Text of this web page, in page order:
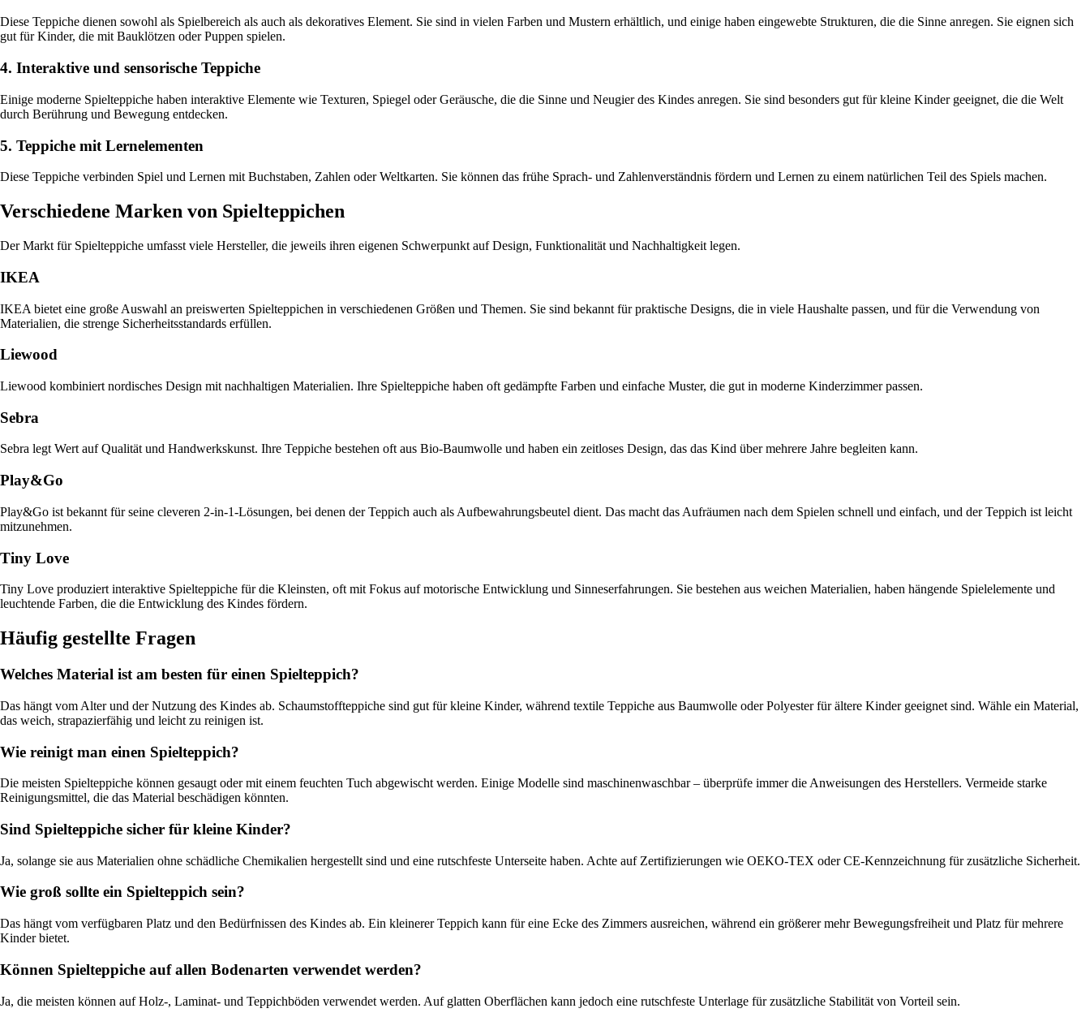
Diese Teppiche dienen sowohl als Spielbereich als auch als dekoratives Element. Sie sind in vielen Farben und Mustern erhältlich, und einige haben eingewebte Strukturen, die die Sinne anregen. Sie eignen sich
gut für Kinder, die mit Bauklötzen oder Puppen spielen.
4. Interaktive und sensorische Teppiche
Einige moderne Spielteppiche haben interaktive Elemente wie Texturen, Spiegel oder Geräusche, die die Sinne und Neugier des Kindes anregen. Sie sind besonders gut für kleine Kinder geeignet, die die Welt
durch Berührung und Bewegung entdecken.
5. Teppiche mit Lernelementen
Diese Teppiche verbinden Spiel und Lernen mit Buchstaben, Zahlen oder Weltkarten. Sie können das frühe Sprach- und Zahlenverständnis fördern und Lernen zu einem natürlichen Teil des Spiels machen.
Verschiedene Marken von Spielteppichen
Der Markt für Spielteppiche umfasst viele Hersteller, die jeweils ihren eigenen Schwerpunkt auf Design, Funktionalität und Nachhaltigkeit legen.
IKEA
IKEA bietet eine große Auswahl an preiswerten Spielteppichen in verschiedenen Größen und Themen. Sie sind bekannt für praktische Designs, die in viele Haushalte passen, und für die Verwendung von
Materialien, die strenge Sicherheitsstandards erfüllen.
Liewood
Liewood kombiniert nordisches Design mit nachhaltigen Materialien. Ihre Spielteppiche haben oft gedämpfte Farben und einfache Muster, die gut in moderne Kinderzimmer passen.
Sebra
Sebra legt Wert auf Qualität und Handwerkskunst. Ihre Teppiche bestehen oft aus Bio-Baumwolle und haben ein zeitloses Design, das das Kind über mehrere Jahre begleiten kann.
Play&Go
Play&Go ist bekannt für seine cleveren 2-in-1-Lösungen, bei denen der Teppich auch als Aufbewahrungsbeutel dient. Das macht das Aufräumen nach dem Spielen schnell und einfach, und der Teppich ist leicht
mitzunehmen.
Tiny Love
Tiny Love produziert interaktive Spielteppiche für die Kleinsten, oft mit Fokus auf motorische Entwicklung und Sinneserfahrungen. Sie bestehen aus weichen Materialien, haben hängende Spielelemente und
leuchtende Farben, die die Entwicklung des Kindes fördern.
Häufig gestellte Fragen
Welches Material ist am besten für einen Spielteppich?
Das hängt vom Alter und der Nutzung des Kindes ab. Schaumstoffteppiche sind gut für kleine Kinder, während textile Teppiche aus Baumwolle oder Polyester für ältere Kinder geeignet sind. Wähle ein Material,
das weich, strapazierfähig und leicht zu reinigen ist.
Wie reinigt man einen Spielteppich?
Die meisten Spielteppiche können gesaugt oder mit einem feuchten Tuch abgewischt werden. Einige Modelle sind maschinenwaschbar – überprüfe immer die Anweisungen des Herstellers. Vermeide starke
Reinigungsmittel, die das Material beschädigen könnten.
Sind Spielteppiche sicher für kleine Kinder?
Ja, solange sie aus Materialien ohne schädliche Chemikalien hergestellt sind und eine rutschfeste Unterseite haben. Achte auf Zertifizierungen wie OEKO-TEX oder CE-Kennzeichnung für zusätzliche Sicherheit.
Wie groß sollte ein Spielteppich sein?
Das hängt vom verfügbaren Platz und den Bedürfnissen des Kindes ab. Ein kleinerer Teppich kann für eine Ecke des Zimmers ausreichen, während ein größerer mehr Bewegungsfreiheit und Platz für mehrere
Kinder bietet.
Können Spielteppiche auf allen Bodenarten verwendet werden?
Ja, die meisten können auf Holz-, Laminat- und Teppichböden verwendet werden. Auf glatten Oberflächen kann jedoch eine rutschfeste Unterlage für zusätzliche Stabilität von Vorteil sein.